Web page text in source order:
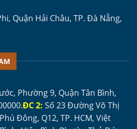
Quận Hải Châu, TP. Đà Nẵng,
Phường 9, Quận Tân Bình,
ĐC 2: Số 23 Đường Võ Thị
Đông, Q12, TP. HCM, Việt